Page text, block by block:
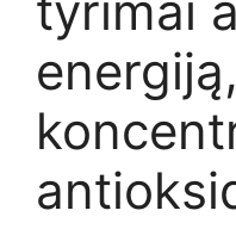
energiją,